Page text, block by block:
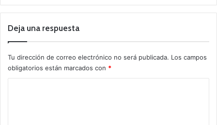
Deja una respuesta
Tu dirección de correo electrónico no será publicada. Los campos
obligatorios están marcados con *